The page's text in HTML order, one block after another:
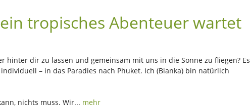
tropisches Abenteuer wartet
hinter dir zu lassen und gemeinsam mit uns in die Sonne zu fliegen? Es
– in das Paradies nach Phuket. Ich (Bianka) bin natürlich
nichts muss. Wir... mehr